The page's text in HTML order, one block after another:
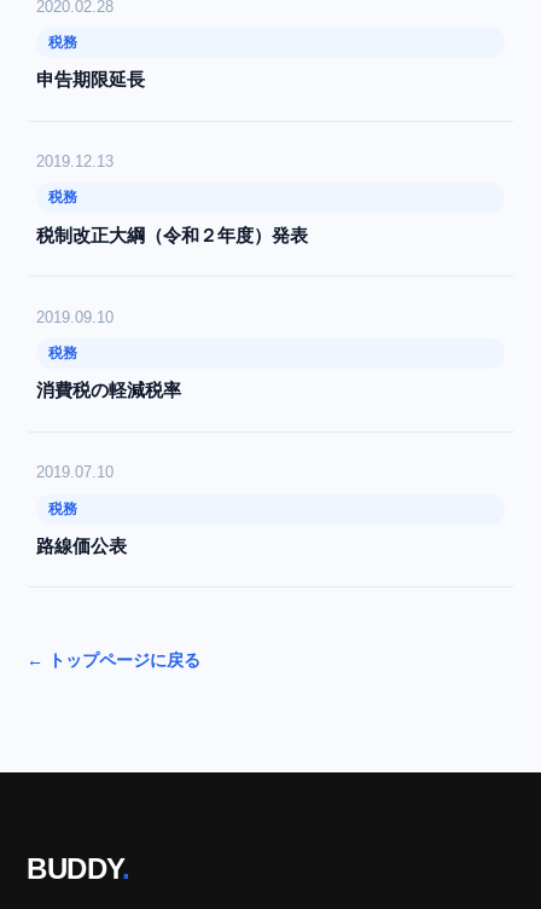
2020.02.28
税務
申告期限延長
2019.12.13
税務
税制改正大綱（令和２年度）発表
2019.09.10
税務
消費税の軽減税率
2019.07.10
税務
路線価公表
← トップページに戻る
BUDDY.